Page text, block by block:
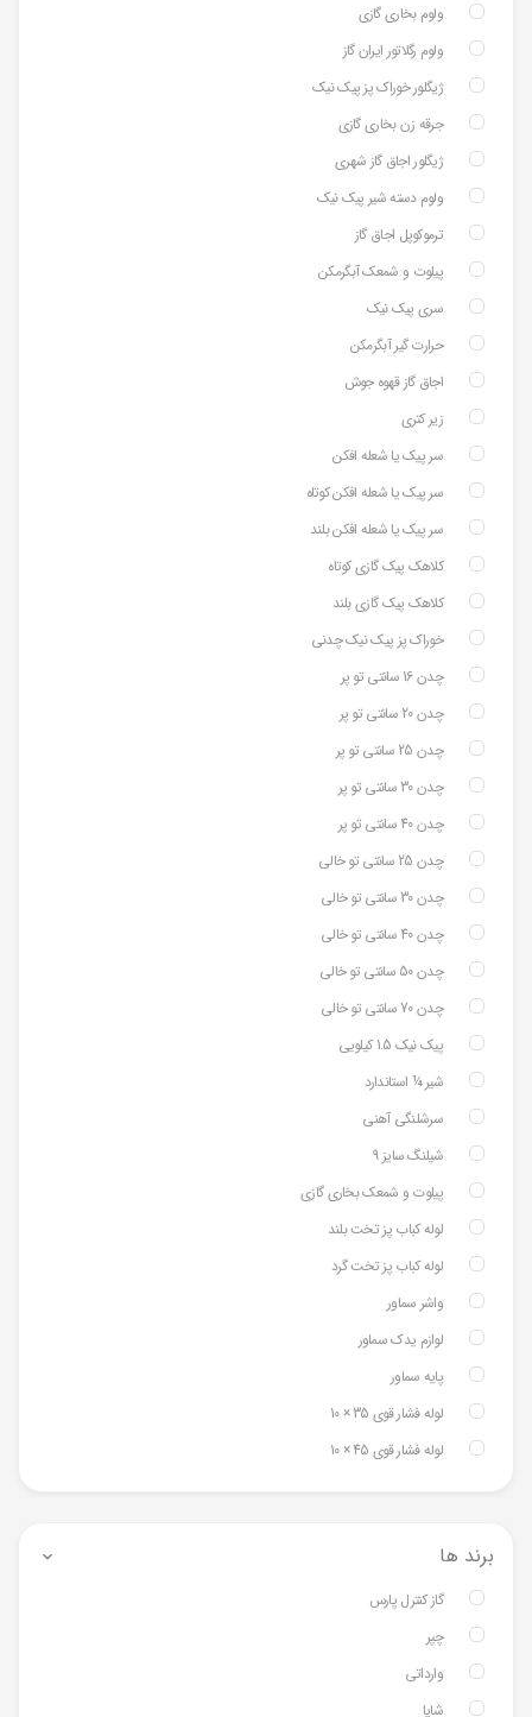
ولوم بخاری گازی
ولوم رگلاتور ایران گاز
ژیگلور خوراک پز پیک نیک
جرقه زن بخاری گازی
ژیگلور اجاق گاز شهری
ولوم دسته شیر پیک نیک
ترموکوپل اجاق گاز
پیلوت و شمعک آبگرمکن
سری پیک نیک
حرارت گیر آبگرمکن
اجاق گاز قهوه جوش
زیر کتری
سر پیک یا شعله افکن
سر پیک یا شعله افکن کوتاه
سر پیک یا شعله افکن بلند
کلاهک پیک گازی کوتاه
کلاهک پیک گازی بلند
خوراک پز پیک نیک چدنی
چدن 16 سانتی تو پر
چدن 20 سانتی تو پر
چدن 25 سانتی تو پر
چدن 30 سانتی تو پر
چدن 40 سانتی تو پر
چدن 25 سانتی تو خالی
چدن 30 سانتی تو خالی
چدن 40 سانتی تو خالی
چدن 50 سانتی تو خالی
چدن 70 سانتی تو خالی
پیک نیک 1.5 کیلویی
شیر ¼ استاندارد
سرشلنگی آهنی
شیلنگ سایز 9
پیلوت و شمعک بخاری گازی
لوله کباب پز تخت بلند
لوله کباب پز تخت گرد
واشر سماور
لوازم یدک سماور
پایه سماور
لوله فشار قوی 35 × 10
لوله فشار قوی 45 × 10
برند ها
گاز کنترل پارس
چپر
وارداتی
شایا